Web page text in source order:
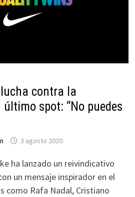
contra la
spot: “No puedes
3 agosto 2020
ha lanzado un reivindicativo
un mensaje inspirador en el
como Rafa Nadal, Cristiano